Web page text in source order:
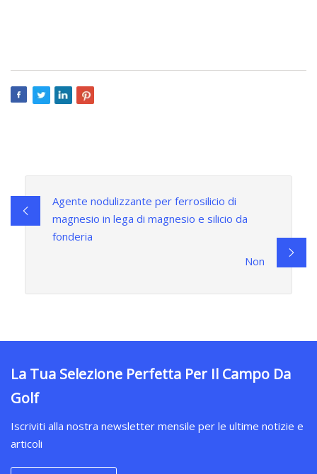
Agente nodulizzante per ferrosilicio di
magnesio in lega di magnesio e silicio da
fonderia
Non
La Tua Selezione Perfetta Per Il Campo Da
Golf
Iscriviti alla nostra newsletter mensile per le ultime notizie e
articoli